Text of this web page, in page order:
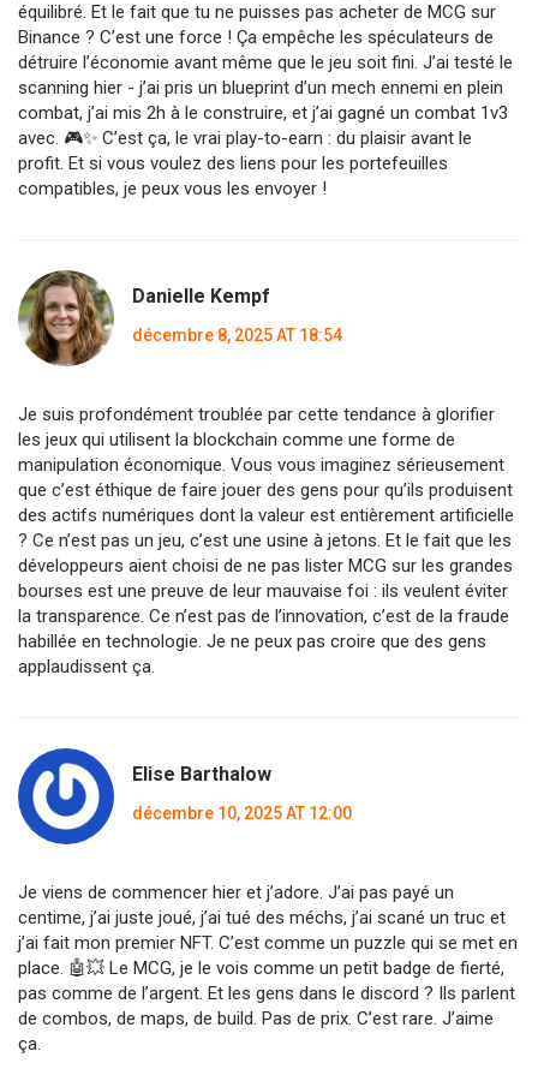
équilibré. Et le fait que tu ne puisses pas acheter de MCG sur
Binance ? C’est une force ! Ça empêche les spéculateurs de
détruire l’économie avant même que le jeu soit fini. J’ai testé le
scanning hier - j’ai pris un blueprint d’un mech ennemi en plein
combat, j’ai mis 2h à le construire, et j’ai gagné un combat 1v3
avec. 🎮✨ C’est ça, le vrai play-to-earn : du plaisir avant le
profit. Et si vous voulez des liens pour les portefeuilles
compatibles, je peux vous les envoyer !
Danielle Kempf
décembre 8, 2025 AT 18:54
Je suis profondément troublée par cette tendance à glorifier
les jeux qui utilisent la blockchain comme une forme de
manipulation économique. Vous vous imaginez sérieusement
que c’est éthique de faire jouer des gens pour qu’ils produisent
des actifs numériques dont la valeur est entièrement artificielle
? Ce n’est pas un jeu, c’est une usine à jetons. Et le fait que les
développeurs aient choisi de ne pas lister MCG sur les grandes
bourses est une preuve de leur mauvaise foi : ils veulent éviter
la transparence. Ce n’est pas de l’innovation, c’est de la fraude
habillée en technologie. Je ne peux pas croire que des gens
applaudissent ça.
Elise Barthalow
décembre 10, 2025 AT 12:00
Je viens de commencer hier et j’adore. J’ai pas payé un
centime, j’ai juste joué, j’ai tué des méchs, j’ai scané un truc et
j’ai fait mon premier NFT. C’est comme un puzzle qui se met en
place. 🤖💥 Le MCG, je le vois comme un petit badge de fierté,
pas comme de l’argent. Et les gens dans le discord ? Ils parlent
de combos, de maps, de build. Pas de prix. C’est rare. J’aime
ça.